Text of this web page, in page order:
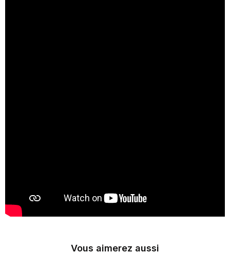
Vous aimerez aussi